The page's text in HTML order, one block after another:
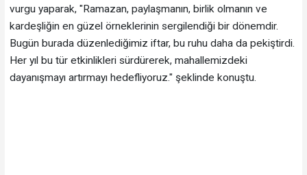
vurgu yaparak, "Ramazan, paylaşmanın, birlik olmanın ve
kardeşliğin en güzel örneklerinin sergilendiği bir dönemdir.
Bugün burada düzenlediğimiz iftar, bu ruhu daha da pekiştirdi.
Her yıl bu tür etkinlikleri sürdürerek, mahallemizdeki
dayanışmayı artırmayı hedefliyoruz." şeklinde konuştu.